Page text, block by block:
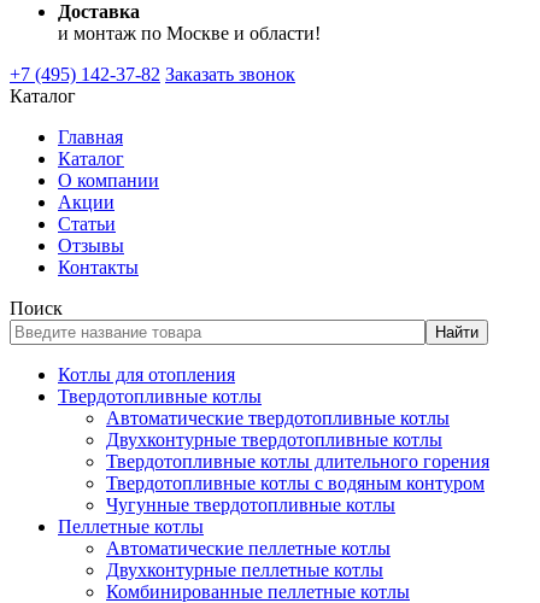
Доставка
и монтаж по Москве и области!
+7 (495) 142-37-82 Заказать звонок
Каталог
Главная
Каталог
О компании
Акции
Статьи
Отзывы
Контакты
Поиск
Найти
Котлы для отопления
Твердотопливные котлы
Автоматические твердотопливные котлы
Двухконтурные твердотопливные котлы
Твердотопливные котлы длительного горения
Твердотопливные котлы с водяным контуром
Чугунные твердотопливные котлы
Пеллетные котлы
Автоматические пеллетные котлы
Двухконтурные пеллетные котлы
Комбинированные пеллетные котлы